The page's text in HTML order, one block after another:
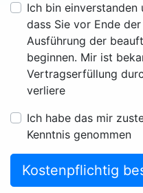
Ich bin einverstanden
dass Sie vor Ende
Ausführung der
beginnen. Mir ist
Vertragserfüllung
verliere
Ich habe das mir
Kenntnis genommen
Kostenpflichtig